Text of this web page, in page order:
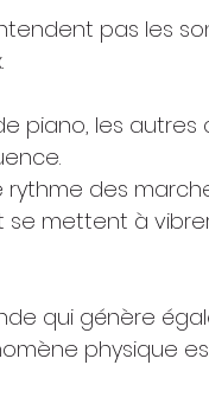
pas les
piano, les
des
mettent à
qui génère
physique